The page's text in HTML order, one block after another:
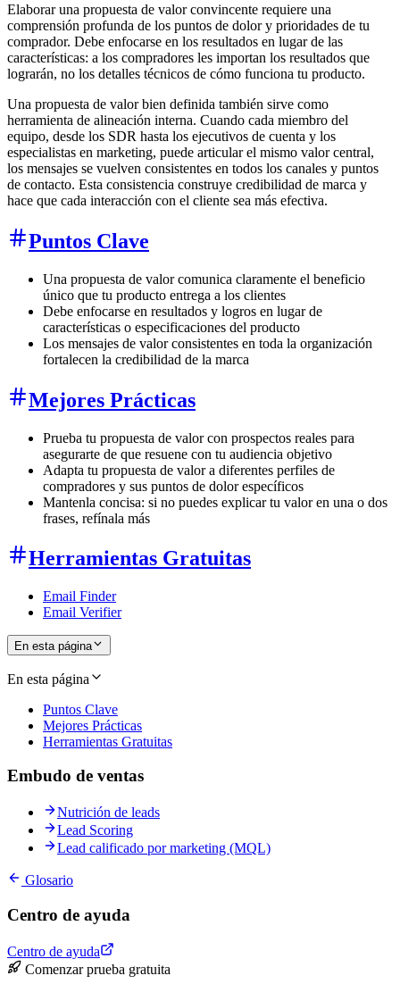
Elaborar una propuesta de valor convincente requiere una
comprensión profunda de los puntos de dolor y prioridades de tu
comprador. Debe enfocarse en los resultados en lugar de las
características: a los compradores les importan los resultados que
lograrán, no los detalles técnicos de cómo funciona tu producto.
Una propuesta de valor bien definida también sirve como
herramienta de alineación interna. Cuando cada miembro del
equipo, desde los SDR hasta los ejecutivos de cuenta y los
especialistas en marketing, puede articular el mismo valor central,
los mensajes se vuelven consistentes en todos los canales y puntos
de contacto. Esta consistencia construye credibilidad de marca y
hace que cada interacción con el cliente sea más efectiva.
Puntos Clave
Una propuesta de valor comunica claramente el beneficio
único que tu producto entrega a los clientes
Debe enfocarse en resultados y logros en lugar de
características o especificaciones del producto
Los mensajes de valor consistentes en toda la organización
fortalecen la credibilidad de la marca
Mejores Prácticas
Prueba tu propuesta de valor con prospectos reales para
asegurarte de que resuene con tu audiencia objetivo
Adapta tu propuesta de valor a diferentes perfiles de
compradores y sus puntos de dolor específicos
Mantenla concisa: si no puedes explicar tu valor en una o dos
frases, refínala más
Herramientas Gratuitas
Email Finder
Email Verifier
En esta página
En esta página
Puntos Clave
Mejores Prácticas
Herramientas Gratuitas
Embudo de ventas
Nutrición de leads
Lead Scoring
Lead calificado por marketing (MQL)
Glosario
Centro de ayuda
Centro de ayuda
Comenzar prueba gratuita